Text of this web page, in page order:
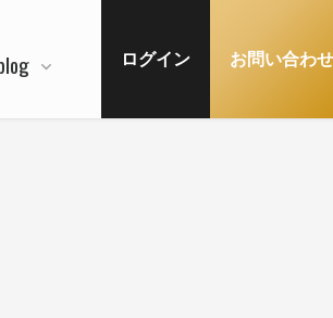
ログイン お問い合わせ